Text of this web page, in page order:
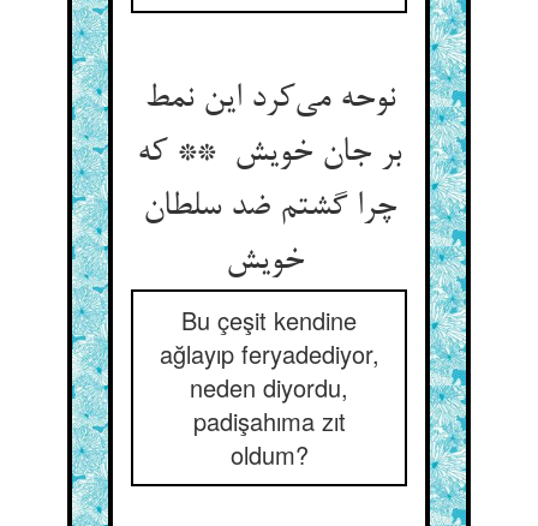
نوحه می‌کرد این نمط
بر جان خویش ** که
چرا گشتم ضد سلطان
خویش
Bu çeşit kendine
ağlayıp feryadediyor,
neden diyordu,
padişahıma zıt
oldum?